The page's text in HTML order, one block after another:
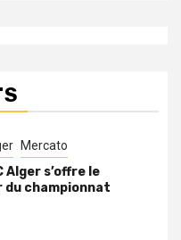
Mercato
Alger s’offre le
championnat